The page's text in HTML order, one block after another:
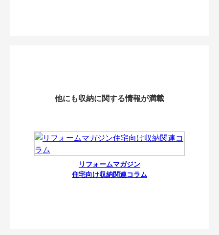
他にも収納に関する情報が満載
リフォームマガジン
住宅向け収納関連コラム